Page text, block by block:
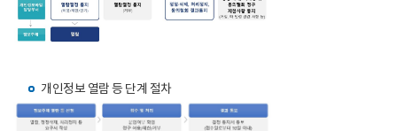
개인정보 열람 등 단계 절차